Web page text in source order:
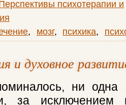
психотерапии и
, мозг, психика,
и духовное
ни одна
за исключением